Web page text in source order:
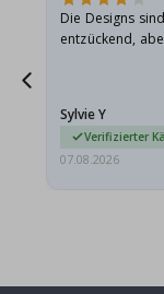
Die Designs sind
entzückend,
sie…
Sylvie Y
Verifizierter
07.08.2026